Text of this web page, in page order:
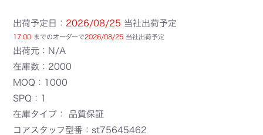
出荷予定日： 2026/08/25 当社出荷予定
17:00 までのオーダーで2026/08/25 当社出荷予定
出荷元：N/A
在庫数：2000
MOQ：1000
SPQ：1
在庫タイプ： 品質保証
コアスタッフ型番：st75645462